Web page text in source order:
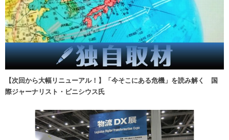
【次回から大幅リニューアル！】「今そこにある危機」を読み解く 国
際ジャーナリスト・ビニシウス氏